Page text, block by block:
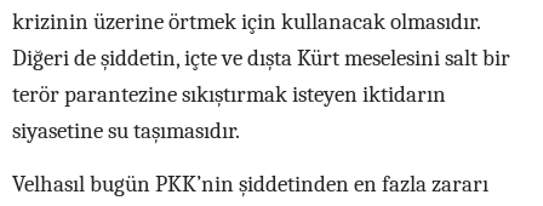
krizinin üzerine örtmek için kullanacak olmasıdır.
Diğeri de şiddetin, içte ve dışta Kürt meselesini salt bir
terör parantezine sıkıştırmak isteyen iktidarın
siyasetine su taşımasıdır.
Velhasıl bugün PKK’nin şiddetinden en fazla zararı